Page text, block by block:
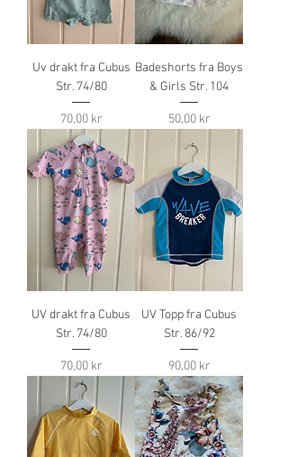
Uv drakt fra Cubus
Str. 74/80
Pris
70,00 kr
Badeshorts fra Boys
& Girls Str. 104
Pris
50,00 kr
UV drakt fra Cubus
Str. 74/80
Pris
70,00 kr
UV Topp fra Cubus
Str. 86/92
Pris
90,00 kr